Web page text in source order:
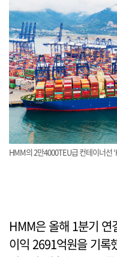
HMM의 2만4000TEU급 컨테이너선
HMM은 올해 1분기 연
이익 2691억원을 기록